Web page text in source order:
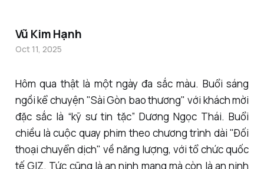
Hôm qua thật là một ngày đa sắc màu. Buổi sáng
ngồi kể chuyện "Sài Gòn bao thương" với khách mời
đặc sắc là “kỹ sư tin tặc” Dương Ngọc Thái. Buổi
chiều là cuộc quay phim theo chương trình dài "Đối
thoại chuyển dịch" về năng lượng, với tổ chức quốc
tế GIZ. Tức cũng là an ninh mạng mà còn là an ninh
Vũ Kim Hạnh
Oct 11, 2025